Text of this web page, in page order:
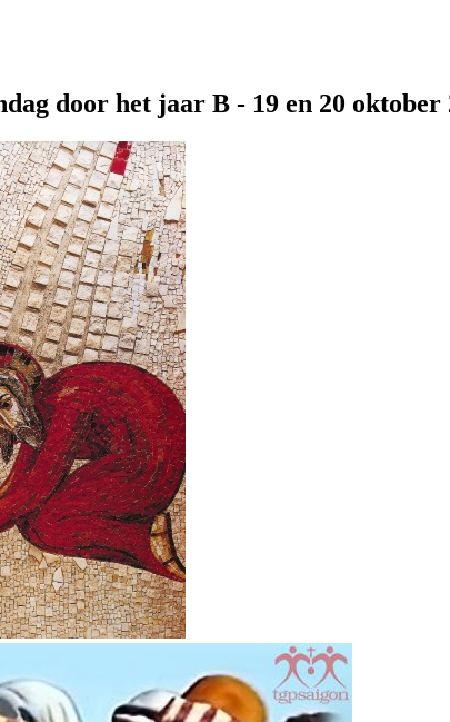
door het jaar B - 19 en 20 oktober